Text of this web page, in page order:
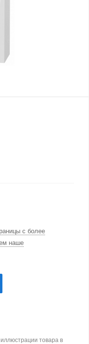
с более
наше
товара в